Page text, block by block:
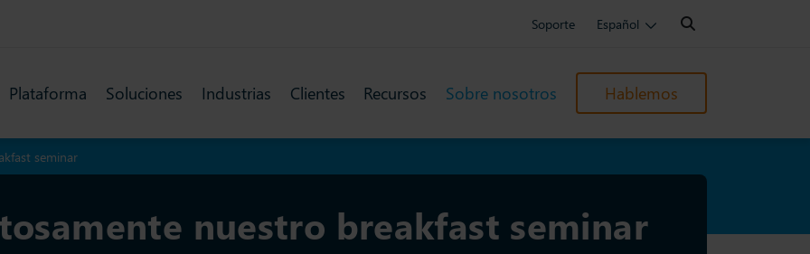
Soporte Español
Search:
Plataforma Soluciones Industrias Clientes Recursos Sobre nosotros Hablemos
seminar
nuestro breakfast seminar